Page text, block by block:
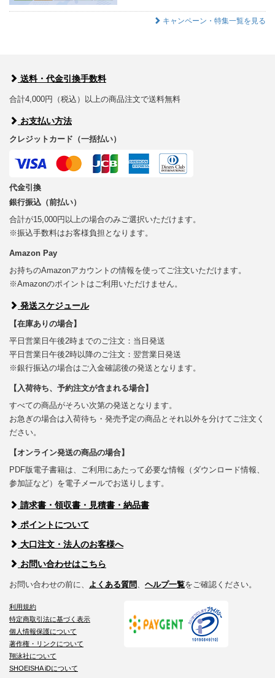
キャンペーン・特集一覧を見る
送料・代金引換手数料
合計4,000円（税込）以上の商品注文で送料無料
お支払い方法
クレジットカード（一括払い）
代金引換
銀行振込（前払い）
合計が15,000円以上の場合のみご選択いただけます。
※振込手数料はお客様負担となります。
Amazon Pay
お持ちのAmazonアカウントの情報を使ってご注文いただけます。
※Amazonのポイントはご利用いただけません。
発送スケジュール
【在庫ありの場合】
平日営業日午後2時までのご注文：当日発送
平日営業日午後2時以降のご注文：翌営業日発送
※銀行振込の場合はご入金確認後の発送となります。
【入荷待ち、予約注文が含まれる場合】
すべての商品がそろい次第の発送となります。
お急ぎの場合は入荷待ち・発売予定の商品とそれ以外を分けてご注文く
ださい。
【オンライン発送の商品の場合】
PDF版電子書籍は、ご利用にあたって必要な情報（ダウンロード情報、
参加証など）を電子メールでお送りします。
請求書・領収書・見積書・納品書
ポイントについて
大口注文・法人のお客様へ
お問い合わせはこちら
お問い合わせの前に、 よくある質問、 ヘルプ一覧をご確認ください。
利用規約
特定商取引法に基づく表示
個人情報保護について
著作権・リンクについて
翔泳社について
SHOEISHA iDについて